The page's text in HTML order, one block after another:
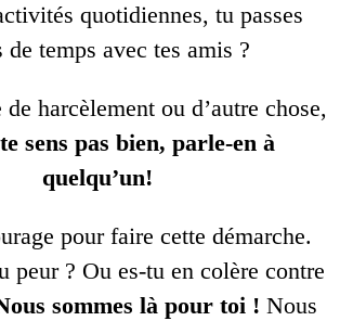
quotidiennes, tu passes
de temps avec tes amis ?
de harcèlement ou d’autre chose,
sens pas bien, parle-en à
quelqu’un!
pour faire cette démarche.
peur ? Ou es-tu en colère contre
sommes là pour toi ! Nous